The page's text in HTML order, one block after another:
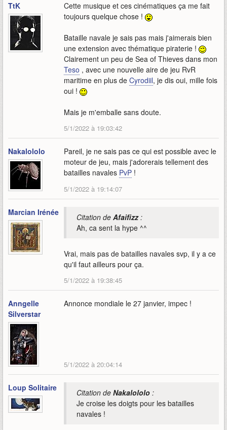
TtK
Cette musique et ces cinématiques ça me fait
toujours quelque chose !
Bataille navale je sais pas mais j'aimerais bien
une extension avec thématique piraterie !
Clairement un peu de Sea of Thieves dans mon
Teso , avec une nouvelle aire de jeu RvR
maritime en plus de Cyrodiil, je dis oui, mille fois
oui !
Mais je m'emballe sans doute.
5/1/2022 à 19:03:42
Nakalololo
Pareil, je ne sais pas ce qui est possible avec le
moteur de jeu, mais j'adorerais tellement des
batailles navales PvP !
5/1/2022 à 19:14:07
Marcian Irénée Citation de Afaifizz:
Ah, ca sent la hype ^^
Vrai, mais pas de batailles navales svp, il y a ce
qu'il faut ailleurs pour ça.
5/1/2022 à 19:38:45
Anngelle
Silverstar
Annonce mondiale le 27 janvier, impec !
5/1/2022 à 20:04:14
Loup Solitaire Citation de Nakalololo :
Je croise les doigts pour les batailles
navales !